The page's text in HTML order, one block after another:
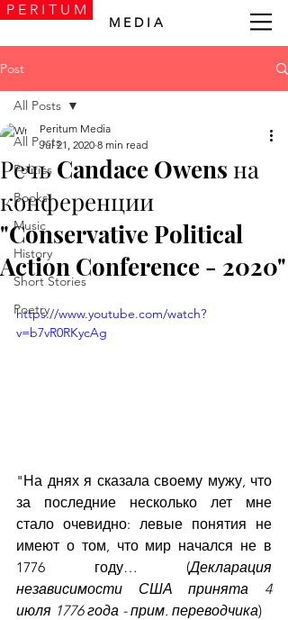
P E R I T U M
M E D I A
Post
All Posts
Politics
Books
Music
History
Short Stories
Poetry
All Posts
Речь Candace Owens на
конференции
"Conservative Political
Action Conference - 2020"
Peritum Media
Jul 21, 2020 8 min read
https://www.youtube.com/watch?
v=b7vR0RKycAg
"На днях я сказала своему мужу, что
за последние несколько лет мне
стало очевидно: левые понятия не
имеют о том, что мир начался не в
1776 году… (Декларация
независимости США принята 4
июля 1776 года - прим. переводчика)